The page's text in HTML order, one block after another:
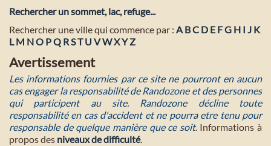
Rechercher un sommet, lac, refuge...
Rechercher une ville qui commence par : A BC D E FG H I J K
L M NO PQ RST U VWXYZ
Avertissement
Les informations fournies par ce site ne pourront en aucun
cas engager la responsabilité de Randozone et des personnes
qui participent au site. Randozone décline toute
responsabilité en cas d'accident et ne pourra etre tenu pour
responsable de quelque manière que ce soit. Informations à
propos des niveaux de difficulté.